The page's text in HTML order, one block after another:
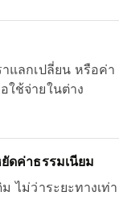
แลกเปลี่ยน หรือค่า
ใช้จ่ายในต่าง
ดค่าธรรมเนียม
ไม่ว่าระยะทางเท่า